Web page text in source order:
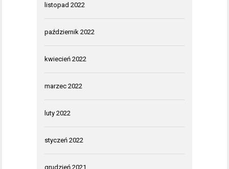
listopad 2022
październik 2022
kwiecień 2022
marzec 2022
luty 2022
styczeń 2022
grudzień 2021